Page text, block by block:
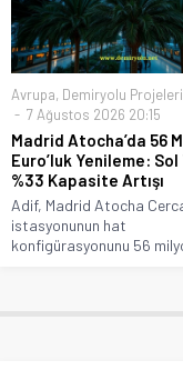
Avrupa, Demiryolu Projeleri
7 Ağustos 2026 20:15
Madrid Atocha’da 56
Euro’luk Yenileme:
%33 Kapasite Artışı
Adif, Madrid Atocha
istasyonunun hat
konfigürasyonunu 56